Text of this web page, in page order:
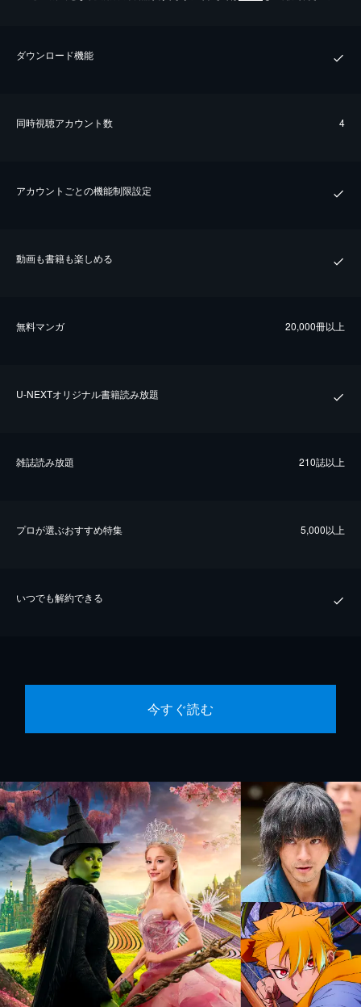
ダウンロード機能
同時視聴アカウント数 4
アカウントごとの機能制限設定
動画も書籍も楽しめる
無料マンガ 20,000冊以上
U-NEXTオリジナル書籍読み放題
雑誌読み放題 210誌以上
プロが選ぶおすすめ特集 5,000以上
いつでも解約できる
今すぐ読む